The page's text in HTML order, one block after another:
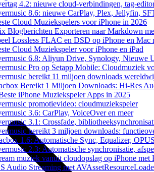
4.2: nieuwe cloud-verbindingen, tag-
8.6: nieuwe CarPlay, Plex, Jellyfin,
Cloud Muziekspelers voor iPhone in 2026
Blogberichten Exporteren naar Markdown
Lossless FLAC en DSD op iPhone en Mac
Cloud Muziekspeler voor iPhone en iPad
6.8: Aliyun Drive, Synology, Nieuwe
Pro op Setapp Mobile: Cloudmuziek
bereikt 11 miljoen downloads
Bereikt 1 Miljoen Downloads: Hi-Res
iPhone Muziekspeler Apps in 2025
promotievideo: cloudmuziekspeler
3.6: CarPlay, VoiceOver en meer
3.1: Crossfade,
bereikt 3 miljoen downloads:
1.6: Automatische Sync, Equalizer,
2.3: Automatische synchronisatie,
muziek vanuit cloudopslag op iPhone met
Audio Streaming met